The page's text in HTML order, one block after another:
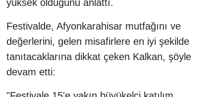
yüksek olduğunu anlattı.
Festivalde, Afyonkarahisar mutfağını ve
değerlerini, gelen misafirlere en iyi şekilde
tanıtacaklarına dikkat çeken Kalkan, şöyle
devam etti: